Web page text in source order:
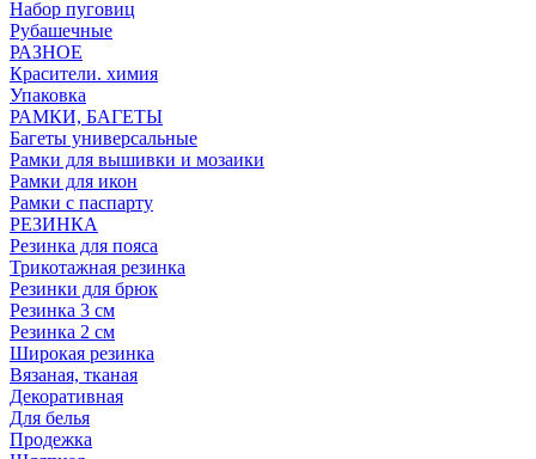
Набор пуговиц
Рубашечные
РАЗНОЕ
Красители. химия
Упаковка
РАМКИ, БАГЕТЫ
Багеты универсальные
Рамки для вышивки и мозаики
Рамки для икон
Рамки с паспарту
РЕЗИНКА
Резинка для пояса
Трикотажная резинка
Резинки для брюк
Резинка 3 см
Резинка 2 см
Широкая резинка
Вязаная, тканая
Декоративная
Для белья
Продежка